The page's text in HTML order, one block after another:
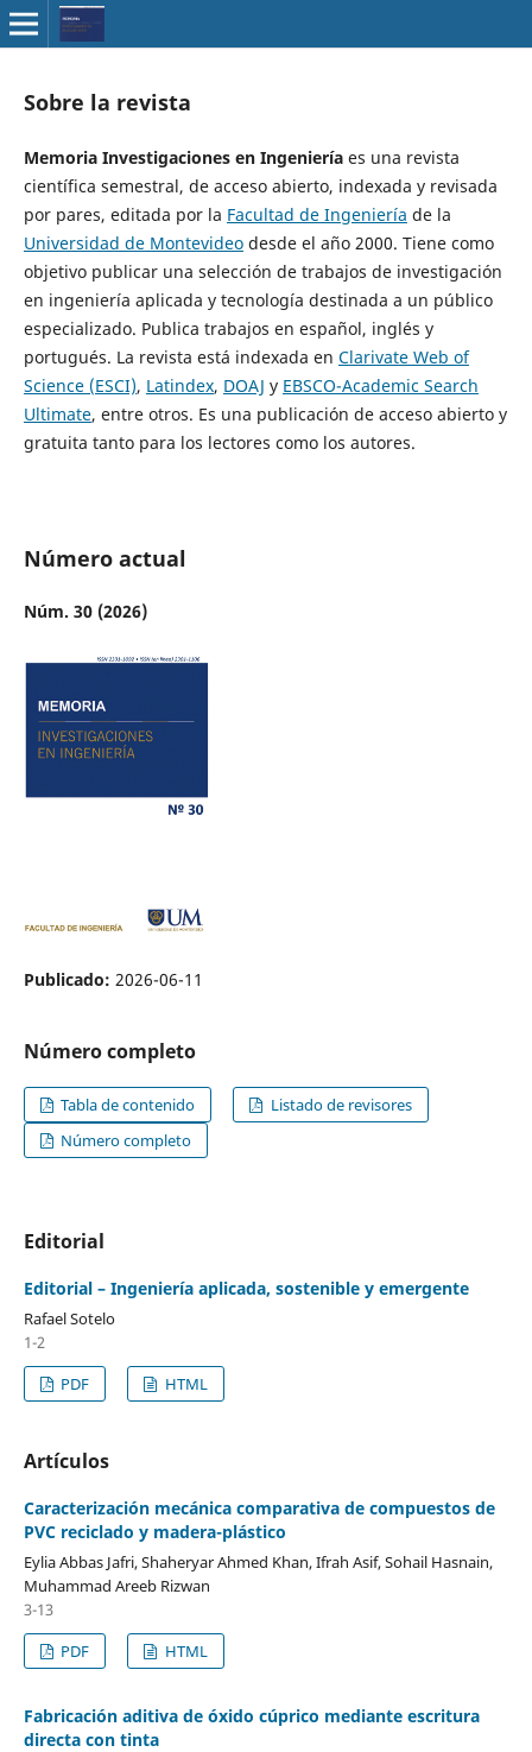
Sobre la revista
Memoria Investigaciones en Ingenieríaes una revista
científica semestral, de acceso abierto, indexada y revisada
por pares, editada por la Facultad de Ingeniería de la
Universidad de Montevideodesde el año 2000. Tiene como
objetivo publicar una selección de trabajos de investigación
en ingeniería aplicada y tecnología destinada a un público
especializado. Publica trabajos en español, inglés y
portugués. La revista está indexada en Clarivate Web of
Science (ESCI), Latindex, DOAJ y EBSCO-Academic Search
Ultimate, entre otros. Es una publicación de acceso abierto y
gratuita tanto para los lectores como los autores.
Número actual
Núm. 30 (2026)
Publicado: 2026-06-11
Número completo
Tabla de contenido
Listado de revisores
Número completo
Editorial
Editorial – Ingeniería aplicada, sostenible y emergente
Rafael Sotelo
1-2
PDF
HTML
Artículos
Caracterización mecánica comparativa de compuestos de
PVC reciclado y madera-plástico
Eylia Abbas Jafri, Shaheryar Ahmed Khan, Ifrah Asif, Sohail Hasnain,
Muhammad Areeb Rizwan
3-13
PDF
HTML
Fabricación aditiva de óxido cúprico mediante escritura
directa con tinta